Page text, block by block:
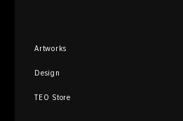
Artworks
Design
TEO Store